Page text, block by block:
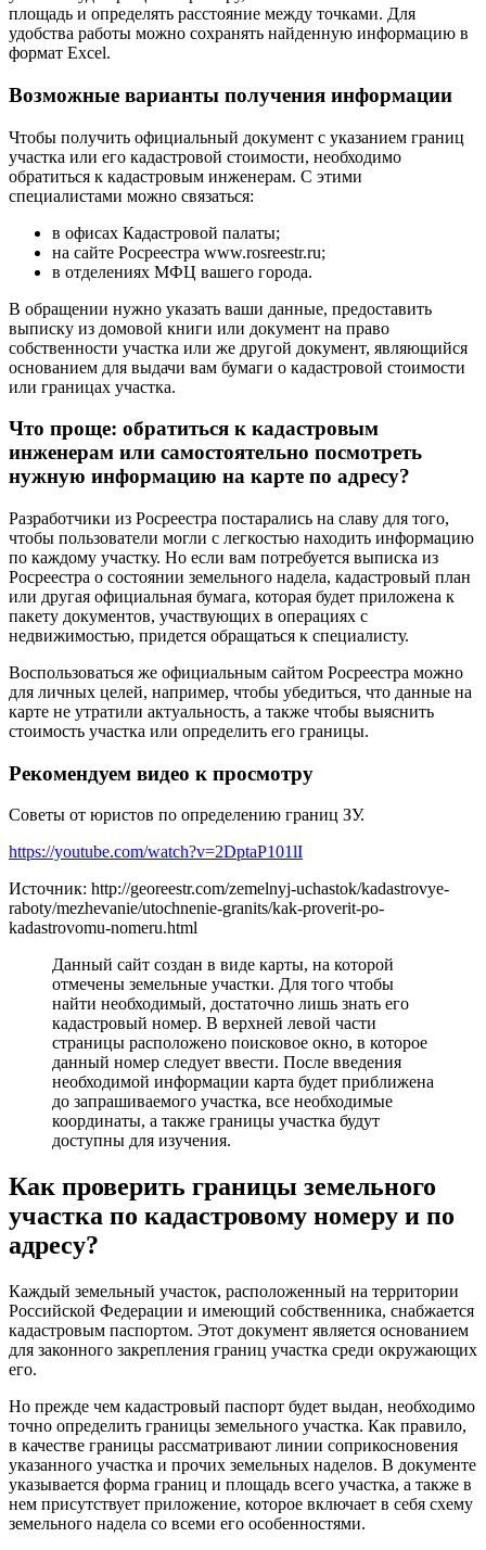
площадь и определять расстояние между точками. Для
удобства работы можно сохранять найденную информацию в
формат Excel.
Возможные варианты получения информации
Чтобы получить официальный документ с указанием границ
участка или его кадастровой стоимости, необходимо
обратиться к кадастровым инженерам. С этими
специалистами можно связаться:
в офисах Кадастровой палаты;
на сайте Росреестра www.rosreestr.ru;
в отделениях МФЦ вашего города.
В обращении нужно указать ваши данные, предоставить
выписку из домовой книги или документ на право
собственности участка или же другой документ, являющийся
основанием для выдачи вам бумаги о кадастровой стоимости
или границах участка.
Что проще: обратиться к кадастровым
инженерам или самостоятельно посмотреть
нужную информацию на карте по адресу?
Разработчики из Росреестра постарались на славу для того,
чтобы пользователи могли с легкостью находить информацию
по каждому участку. Но если вам потребуется выписка из
Росреестра о состоянии земельного надела, кадастровый план
или другая официальная бумага, которая будет приложена к
пакету документов, участвующих в операциях с
недвижимостью, придется обращаться к специалисту.
Воспользоваться же официальным сайтом Росреестра можно
для личных целей, например, чтобы убедиться, что данные на
карте не утратили актуальность, а также чтобы выяснить
стоимость участка или определить его границы.
Рекомендуем видео к просмотру
Советы от юристов по определению границ ЗУ.
https://youtube.com/watch?v=2DptaP101lI
Источник: http://georeestr.com/zemelnyj-uchastok/kadastrovye-
raboty/mezhevanie/utochnenie-granits/kak-proverit-po-
kadastrovomu-nomeru.html
Данный сайт создан в виде карты, на которой
отмечены земельные участки. Для того чтобы
найти необходимый, достаточно лишь знать его
кадастровый номер. В верхней левой части
страницы расположено поисковое окно, в которое
данный номер следует ввести. После введения
необходимой информации карта будет приближена
до запрашиваемого участка, все необходимые
координаты, а также границы участка будут
доступны для изучения.
Как проверить границы земельного
участка по кадастровому номеру и по
адресу?
Каждый земельный участок, расположенный на территории
Российской Федерации и имеющий собственника, снабжается
кадастровым паспортом. Этот документ является основанием
для законного закрепления границ участка среди окружающих
его.
Но прежде чем кадастровый паспорт будет выдан, необходимо
точно определить границы земельного участка. Как правило,
в качестве границы рассматривают линии соприкосновения
указанного участка и прочих земельных наделов. В документе
указывается форма границ и площадь всего участка, а также в
нем присутствует приложение, которое включает в себя схему
земельного надела со всеми его особенностями.